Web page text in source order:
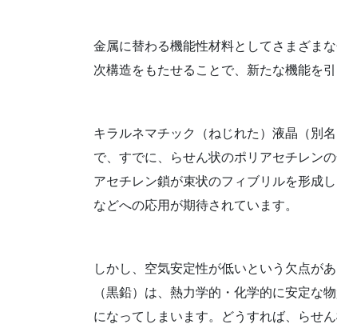
金属に替わる機能性材料としてさまざま
次構造をもたせることで、新たな機能を
キラルネマチック（ねじれた）液晶（別
で、すでに、らせん状のポリアセチレン
アセチレン鎖が束状のフィブリルを形成
などへの応用が期待されています。
しかし、空気安定性が低いという欠点が
（黒鉛）は、熱力学的・化学的に安定な
になってしまいます。どうすれば、らせ